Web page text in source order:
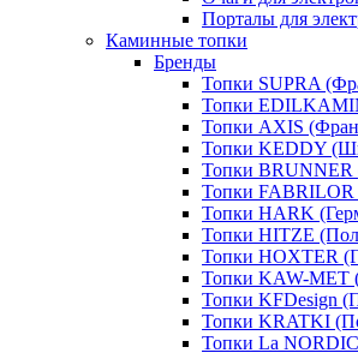
Порталы для
Каминные топки
Бренды
Топки SUPRA
Топки
Топки AXIS
Топки KEDDY
Топки BRUNNER
Топки
Топки HARK
Топки HITZE
Топки HOXTER
Топки KAW-MET
Топки KFDesign
Топки KRATKI
Топки La